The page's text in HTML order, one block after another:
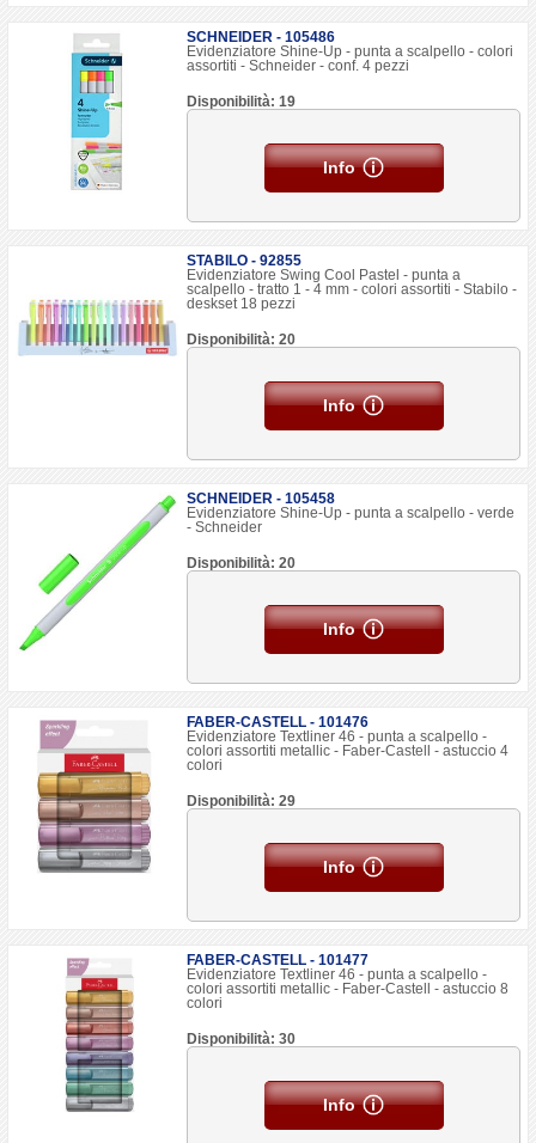
SCHNEIDER - 105486
Evidenziatore Shine-Up - punta a scalpello - colori
assortiti - Schneider - conf. 4 pezzi
Disponibilità: 19
Info
STABILO - 92855
Evidenziatore Swing Cool Pastel - punta a
scalpello - tratto 1 - 4 mm - colori assortiti - Stabilo -
deskset 18 pezzi
Disponibilità: 20
Info
SCHNEIDER - 105458
Evidenziatore Shine-Up - punta a scalpello - verde
- Schneider
Disponibilità: 20
Info
FABER-CASTELL - 101476
Evidenziatore Textliner 46 - punta a scalpello -
colori assortiti metallic - Faber-Castell - astuccio 4
colori
Disponibilità: 29
Info
FABER-CASTELL - 101477
Evidenziatore Textliner 46 - punta a scalpello -
colori assortiti metallic - Faber-Castell - astuccio 8
colori
Disponibilità: 30
Info